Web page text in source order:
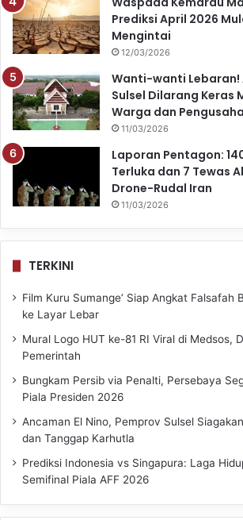
Prediksi April 2026
Mengintai
12/03/2026
Wanti-wanti Lebaran!
Sulsel Dilarang Keras
Warga dan Pengusaha
11/03/2026
Laporan Pentagon:
Terluka dan 7 Tewas
Drone-Rudal Iran
11/03/2026
TERKINI
Film Kuru Sumange’ Siap Angkat Falsafah
ke Layar Lebar
Mural Logo HUT ke-81 RI Viral di Medsos,
Pemerintah
Bungkam Persib via Penalti, Persebaya
Piala Presiden 2026
Ancaman El Nino, Pemprov Sulsel
dan Tanggap Karhutla
Prediksi Indonesia vs Singapura: Laga
Semifinal Piala AFF 2026